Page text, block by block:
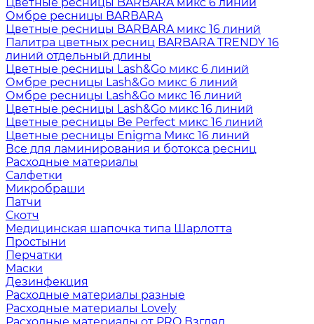
Омбре ресницы BARBARA
Цветные ресницы BARBARA микс 16 линий
Палитра цветных ресниц BARBARA TRENDY 16
линий отдельный длины
Цветные ресницы Lash&Go микс 6 линий
Омбре ресницы Lash&Go микс 6 линий
Омбре ресницы Lash&Go микс 16 линий
Цветные ресницы Lash&Go микс 16 линий
Цветные ресницы Be Perfect микс 16 линий
Цветные ресницы Enigma Микс 16 линий
Все для ламинирования и ботокса ресниц
Расходные материалы
Салфетки
Микробраши
Патчи
Скотч
Медицинская шапочка типа Шарлотта
Простыни
Перчатки
Маски
Дезинфекция
Расходные материалы разные
Расходные материалы Lovely